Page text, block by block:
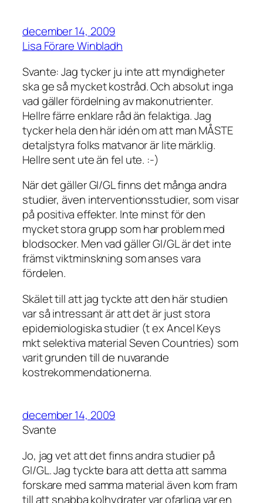
december 14, 2009
Lisa Förare Winbladh
Svante: Jag tycker ju inte att myndigheter
ska ge så mycket kostråd. Och absolut inga
vad gäller fördelning av makonutrienter.
Hellre färre enklare råd än felaktiga. Jag
tycker hela den här idén om att man MÅSTE
detaljstyra folks matvanor är lite märklig.
Hellre sent ute än fel ute. :-)
När det gäller GI/GL finns det många andra
studier, även interventionsstudier, som visar
på positiva effekter. Inte minst för den
mycket stora grupp som har problem med
blodsocker. Men vad gäller GI/GL är det inte
främst viktminskning som anses vara
fördelen.
Skälet till att jag tyckte att den här studien
var så intressant är att det är just stora
epidemiologiska studier (t ex Ancel Keys
mkt selektiva material Seven Countries) som
varit grunden till de nuvarande
kostrekommendationerna.
december 14, 2009
Svante
Jo, jag vet att det finns andra studier på
GI/GL. Jag tyckte bara att detta att samma
forskare med samma material även kom fram
till att snabba kolhydrater var ofarliga var en